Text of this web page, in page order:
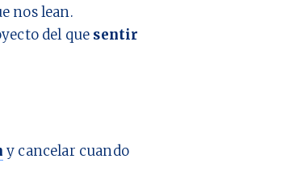
nos lean.
del que sentir
y cancelar cuando